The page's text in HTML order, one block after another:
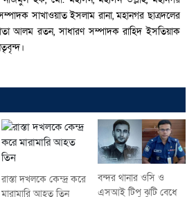
সাখাওয়াত ইসলাম রানা, মহানগর ছাত্রদলের
আলম রতন, সাধারণ সম্পাদক রাহিদ ইসতিয়াক
রাস্তা দখলকে কেন্দ্র করে
মারামারি আহত তিন
বন্দর থানার ওসি ও
এসআই টিপু ঝুটি বেধে